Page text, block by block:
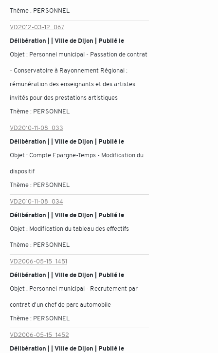
Thème : PERSONNEL
VD2012-03-12_067
Délibération | | Ville de Dijon | Publié le
Objet : Personnel municipal - Passation de contrat
- Conservatoire à Rayonnement Régional :
rémunération des enseignants et des artistes
invités pour des prestations artistiques
Thème : PERSONNEL
VD2010-11-08_033
Délibération | | Ville de Dijon | Publié le
Objet : Compte Epargne-Temps - Modification du
dispositif
Thème : PERSONNEL
VD2010-11-08_034
Délibération | | Ville de Dijon | Publié le
Objet : Modification du tableau des effectifs
Thème : PERSONNEL
VD2006-05-15_1451
Délibération | | Ville de Dijon | Publié le
Objet : Personnel municipal - Recrutement par
contrat d'un chef de parc automobile
Thème : PERSONNEL
VD2006-05-15_1452
Délibération | | Ville de Dijon | Publié le